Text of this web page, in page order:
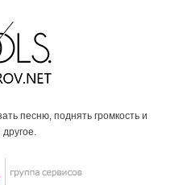
песню, поднять громкость и
другое.